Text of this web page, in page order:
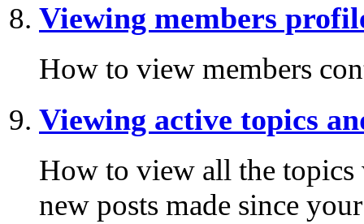
Viewing members
How to view members
Viewing active topics
How to view all the topics
new posts made since